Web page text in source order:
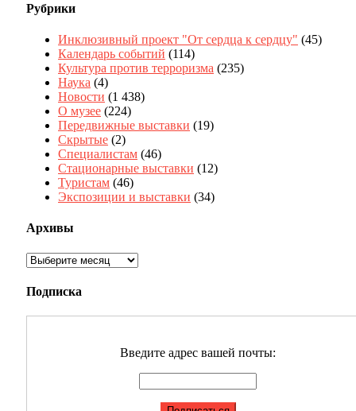
Рубрики
Инклюзивный проект "От сердца к сердцу" (45)
Календарь событий (114)
Культура против терроризма (235)
Наука (4)
Новости (1 438)
О музее (224)
Передвижные выставки (19)
Скрытые (2)
Специалистам (46)
Стационарные выставки (12)
Туристам (46)
Экспозиции и выставки (34)
Архивы
Архивы
Подписка
Введите адрес вашей почты: